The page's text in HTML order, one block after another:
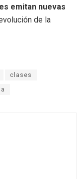
emitan nuevas
de la
clases